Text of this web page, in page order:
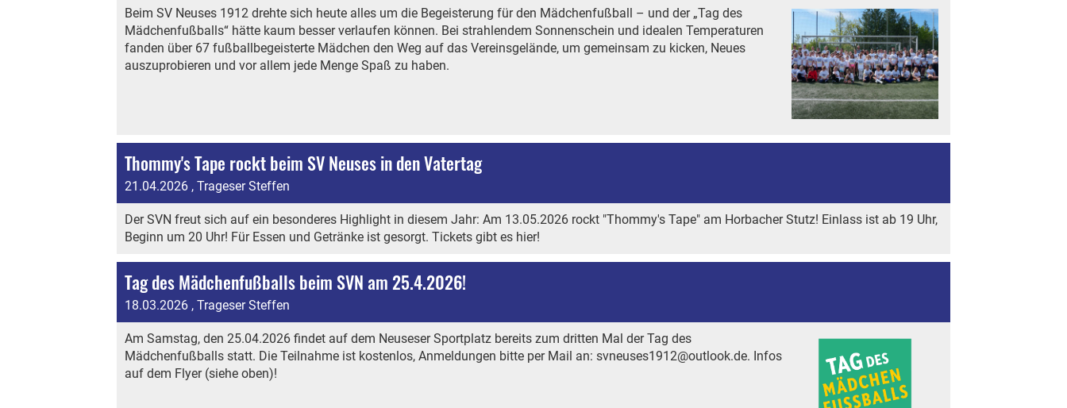
Beim SV Neuses 1912 drehte sich heute alles um die Begeisterung für den Mädchenfußball – und der „Tag des
Mädchenfußballs“ hätte kaum besser verlaufen können. Bei strahlendem Sonnenschein und idealen Temperaturen
fanden über 67 fußballbegeisterte Mädchen den Weg auf das Vereinsgelände, um gemeinsam zu kicken, Neues
auszuprobieren und vor allem jede Menge Spaß zu haben.
Thommy's Tape rockt beim SV Neuses in den Vatertag
21.04.2026 , Trageser Steffen
Der SVN freut sich auf ein besonderes Highlight in diesem Jahr: Am 13.05.2026 rockt "Thommy's Tape" am Horbacher Stutz! Einlass ist ab 19 Uhr,
Beginn um 20 Uhr! Für Essen und Getränke ist gesorgt. Tickets gibt es hier!
Tag des Mädchenfußballs beim SVN am 25.4.2026!
18.03.2026 , Trageser Steffen
Am Samstag, den 25.04.2026 findet auf dem Neuseser Sportplatz bereits zum dritten Mal der Tag des
Mädchenfußballs statt. Die Teilnahme ist kostenlos, Anmeldungen bitte per Mail an: svneuses1912@outlook.de. Infos
auf dem Flyer (siehe oben)!